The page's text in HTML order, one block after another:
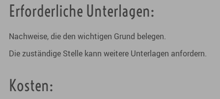
Erforderliche Unterlagen:
Nachweise, die den wichtigen Grund belegen.
Die zuständige Stelle kann weitere Unterlagen anfordern.
Kosten: